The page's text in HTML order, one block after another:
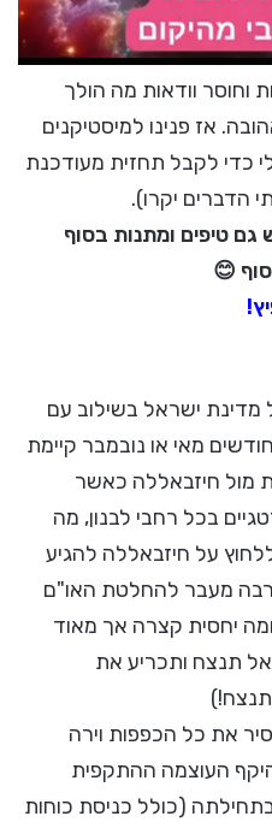
וודאות מה הולך
אז פנינו למיסטיקנים
כדי לקבל תחזית מעודכנת
הדברים יקרו).
גם טיפים ומתנות בסוף
😊
מדינת ישראל בשילוב עם
מאי או נובמבר קיימת
מול חיזבאללה כאשר
בכל רחבי לבנון, מה
על חיזבאללה להגיע
מעבר להחלטת האו"ם
יחסית קצרה אך מאוד
תנצח ותכריע את
את כל הכפפות וירה
העוצמה ההתקפית
(כולל כניסת כוחות